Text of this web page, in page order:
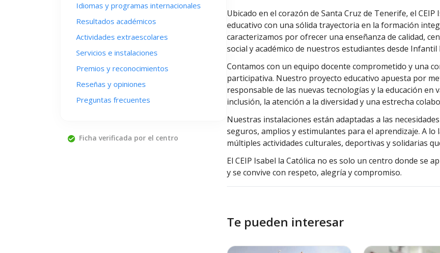
Idiomas y programas internacionales
Resultados académicos
Actividades extraescolares
Servicios e instalaciones
Premios y reconocimientos
Reseñas y opiniones
Preguntas frecuentes
Ficha verificada por el centro
Ubicado en el corazón de Santa Cruz de Tenerife, el
educativo con una sólida trayectoria en la formación
caracterizamos por ofrecer una enseñanza de calidad,
social y académico de nuestros estudiantes desde Infantil
Contamos con un equipo docente comprometido y una
participativa. Nuestro proyecto educativo apuesta por
responsable de las nuevas tecnologías y la educación en
inclusión, la atención a la diversidad y una estrecha
Nuestras instalaciones están adaptadas a las
seguros, amplios y estimulantes para el aprendizaje. A
múltiples actividades culturales, deportivas y solidarias
El CEIP Isabel la Católica no es solo un centro donde se
y se convive con respeto, alegría y compromiso.
Te pueden interesar